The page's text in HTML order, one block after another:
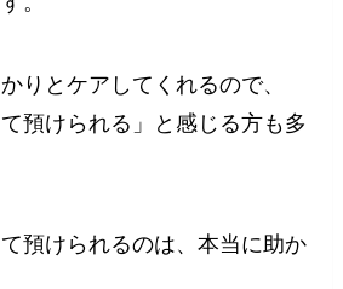
りとケアしてくれるので、
て預けられる」と感じる方も多
預けられるのは、本当に助か